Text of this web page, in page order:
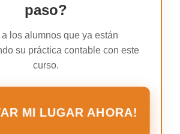
paso?
a los alumnos que ya están
su práctica contable con este
curso.
MI LUGAR AHORA!